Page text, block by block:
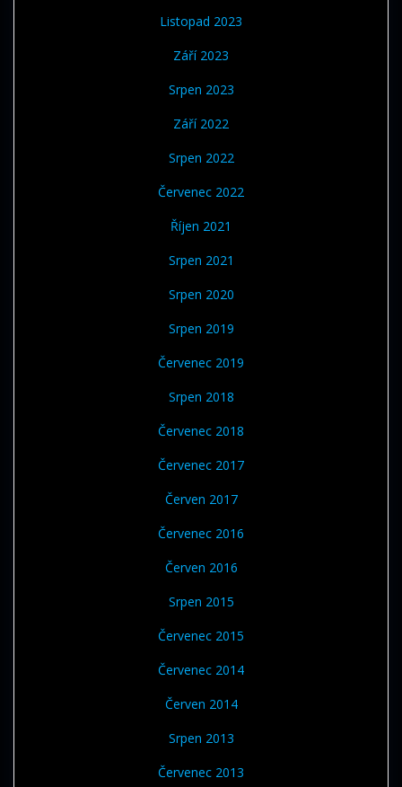
Listopad 2023
Září 2023
Srpen 2023
Září 2022
Srpen 2022
Červenec 2022
Říjen 2021
Srpen 2021
Srpen 2020
Srpen 2019
Červenec 2019
Srpen 2018
Červenec 2018
Červenec 2017
Červen 2017
Červenec 2016
Červen 2016
Srpen 2015
Červenec 2015
Červenec 2014
Červen 2014
Srpen 2013
Červenec 2013